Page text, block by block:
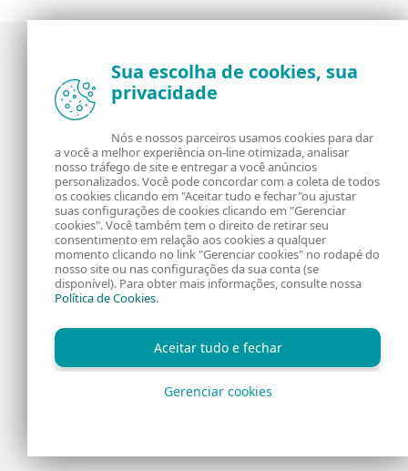
Notícias, opiniões e análises da comunidade de
segurança da ESET
Sobre o WeLiveSecurity RSS Feed
Fale Conosco Endereço
Informação Legal Política de Cookies
Política de Privacidade
Sua escolha de cookies, sua
privacidade
Nós e nossos parceiros usamos cookies para dar
a você a melhor experiência on-line otimizada, analisar
nosso tráfego de site e entregar a você anúncios
personalizados. Você pode concordar com a coleta de todos
os cookies clicando em "Aceitar tudo e fechar"ou ajustar
suas configurações de cookies clicando em "Gerenciar
cookies". Você também tem o direito de retirar seu
consentimento em relação aos cookies a qualquer
momento clicando no link "Gerenciar cookies" no rodapé do
nosso site ou nas configurações da sua conta (se
disponível). Para obter mais informações, consulte nossa
Política de Cookies.
Aceitar tudo e fechar
Gerenciar cookies